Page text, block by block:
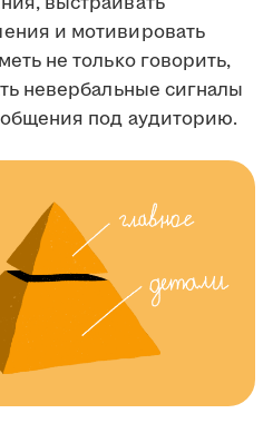
и мотивировать
не только говорить,
невербальные сигналы
под аудиторию.